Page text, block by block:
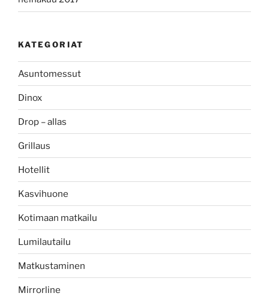
KATEGORIAT
Asuntomessut
Dinox
Drop – allas
Grillaus
Hotellit
Kasvihuone
Kotimaan matkailu
Lumilautailu
Matkustaminen
Mirrorline